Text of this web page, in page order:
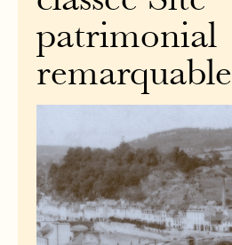
patrimonial
remarquable